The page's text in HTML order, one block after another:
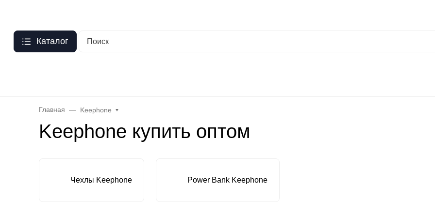
Каталог
Главная Keephone
Keephone купить оптом
Чехлы Keephone Power Bank Keephone